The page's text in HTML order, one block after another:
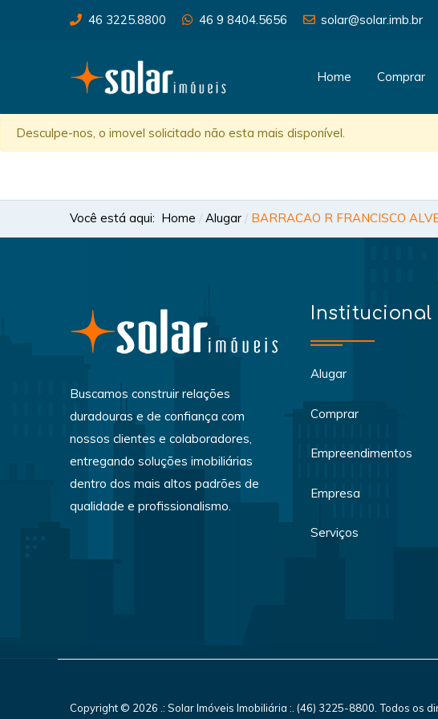
46 3225.8800 46 9 8404.5656 solar@solar.imb.br
Home Comprar
Desculpe-nos, o imovel solicitado não esta mais disponível.
Você está aqui: Home Alugar BARRACAO R FRANCISCO
Buscamos construir relações
duradouras e de confiança com
nossos clientes e colaboradores,
entregando soluções imobiliárias
dentro dos mais altos padrões de
qualidade e profissionalismo.
Institucional
Alugar
Comprar
Empreendimentos
Empresa
Serviços
Copyright © 2026 .: Solar Imóveis Imobiliária :. (46) 3225-8800. Todos os